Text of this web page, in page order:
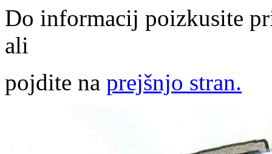
Do informacij poizkusite
ali
pojdite na prejšnjo stran.